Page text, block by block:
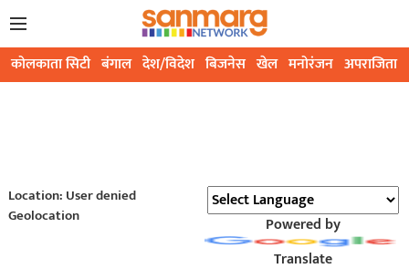
कोलकाता सिटी बंगाल देश/विदेश बिजनेस खेल मनोरंजन अपराजिता
Location: User denied
Geolocation
Powered by
Translate